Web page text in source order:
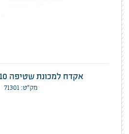
אקדח למכונת שטיפה 1920H) 18610)
מק”ט: 71301